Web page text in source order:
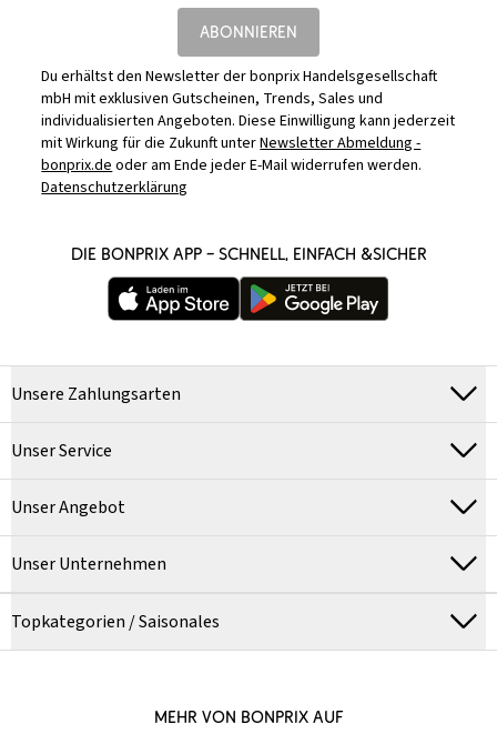
ABONNIEREN
Du erhältst den Newsletter der bonprix Handelsgesellschaft
mbH mit exklusiven Gutscheinen, Trends, Sales und
individualisierten Angeboten. Diese Einwilligung kann jederzeit
mit Wirkung für die Zukunft unterNewsletter Abmeldung -
bonprix.deoder am Ende jeder E-Mail widerrufen werden.
Datenschutzerklärung
DIE BONPRIX APP – SCHNELL, EINFACH &SICHER
Unsere Zahlungsarten
Unser Service
Unser Angebot
Unser Unternehmen
Topkategorien / Saisonales
MEHR VON BONPRIX AUF